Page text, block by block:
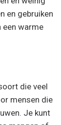
en gebruiken
een warme
die veel
mensen die
Je kunt